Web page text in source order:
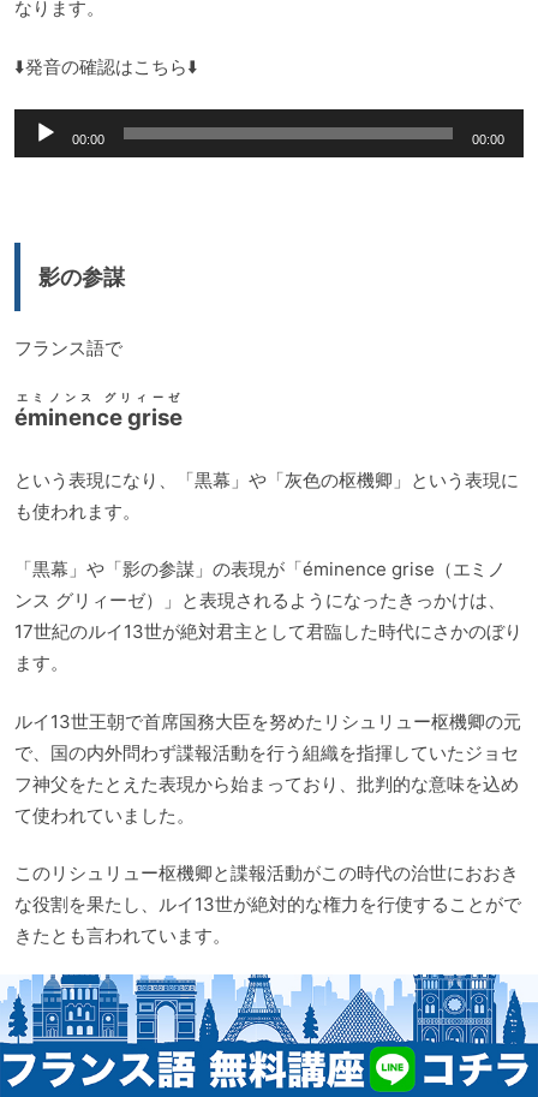
なります。
⬇️発音の確認はこちら⬇️
声
00:00 00:00
影の参謀
フランス語で
éminence grise
エミノンス グリィーゼ
という表現になり、「黒幕」や「灰色の枢機卿」という表現に
も使われます。
「黒幕」や「影の参謀」の表現が「éminence grise（エミノ
ンス グリィーゼ）」と表現されるようになったきっかけは、
17世紀のルイ13世が絶対君主として君臨した時代にさかのぼり
ます。
ルイ13世王朝で首席国務大臣を努めたリシュリュー枢機卿の元
で、国の内外問わず諜報活動を行う組織を指揮していたジョセ
フ神父をたとえた表現から始まっており、批判的な意味を込め
て使われていました。
このリシュリュー枢機卿と諜報活動がこの時代の治世におおき
な役割を果たし、ルイ13世が絶対的な権力を行使することがで
きたとも言われています。
⬇️発音の確認はこちら⬇️
音
声
00:00 00:00